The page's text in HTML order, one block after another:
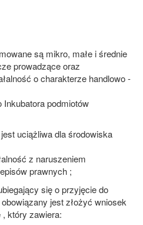
są mikro, małe i średnie
prowadzące oraz
o charakterze handlowo -
Inkubatora podmiotów
uciążliwa dla środowiska
z naruszeniem
prawnych ;
się o przyjęcie do
jest złożyć wniosek
który zawiera: